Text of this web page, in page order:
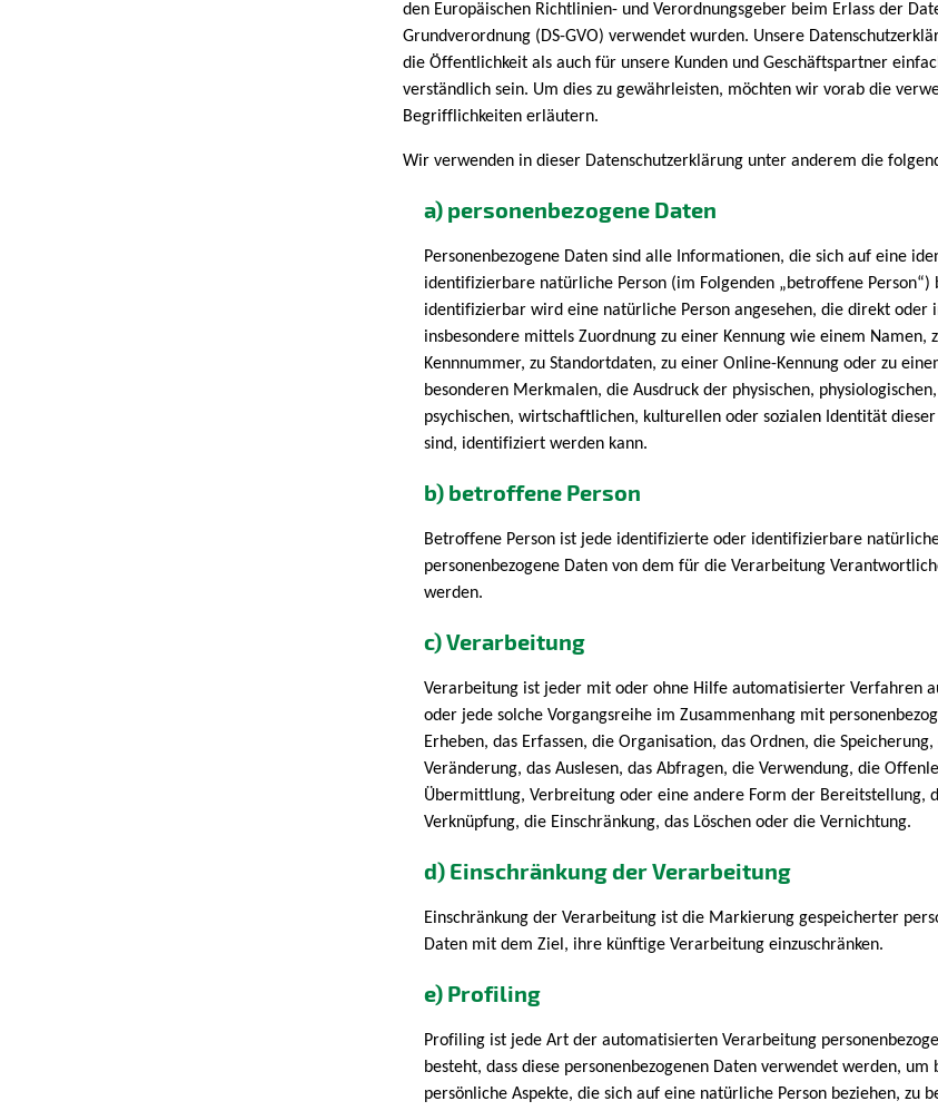
den Europäischen Richtlinien- und Verordnungsgeber beim Erlass der
Grundverordnung (DS-GVO) verwendet wurden. Unsere
die Öffentlichkeit als auch für unsere Kunden und Geschäftspartner
verständlich sein. Um dies zu gewährleisten, möchten wir vorab die
Begrifflichkeiten erläutern.
Wir verwenden in dieser Datenschutzerklärung unter anderem die
a) personenbezogene Daten
Personenbezogene Daten sind alle Informationen, die sich auf eine
identifizierbare natürliche Person (im Folgenden „betroffene Person“)
identifizierbar wird eine natürliche Person angesehen, die direkt oder
insbesondere mittels Zuordnung zu einer Kennung wie einem Namen,
Kennnummer, zu Standortdaten, zu einer Online-Kennung oder zu
besonderen Merkmalen, die Ausdruck der physischen,
psychischen, wirtschaftlichen, kulturellen oder sozialen Identität
sind, identifiziert werden kann.
b) betroffene Person
Betroffene Person ist jede identifizierte oder identifizierbare
personenbezogene Daten von dem für die Verarbeitung
werden.
c) Verarbeitung
Verarbeitung ist jeder mit oder ohne Hilfe automatisierter Verfahren
oder jede solche Vorgangsreihe im Zusammenhang mit
Erheben, das Erfassen, die Organisation, das Ordnen, die
Veränderung, das Auslesen, das Abfragen, die Verwendung, die
Übermittlung, Verbreitung oder eine andere Form der Bereitstellung,
Verknüpfung, die Einschränkung, das Löschen oder die Vernichtung.
d) Einschränkung der Verarbeitung
Einschränkung der Verarbeitung ist die Markierung gespeicherter
Daten mit dem Ziel, ihre künftige Verarbeitung einzuschränken.
e) Profiling
Profiling ist jede Art der automatisierten Verarbeitung
besteht, dass diese personenbezogenen Daten verwendet werden, um
persönliche Aspekte, die sich auf eine natürliche Person beziehen, zu